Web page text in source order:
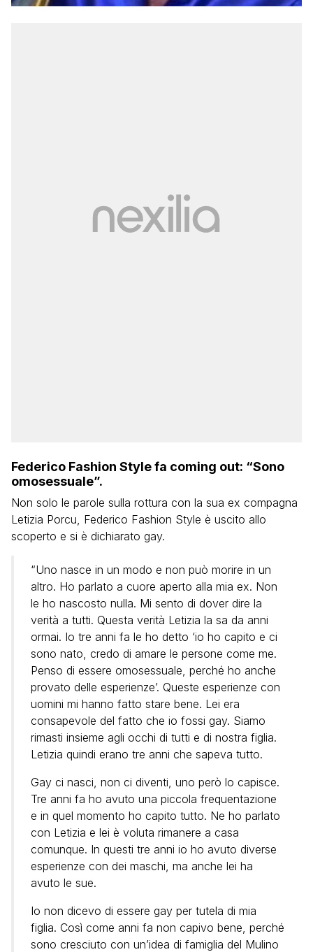
Federico Fashion Style fa coming out: “Sono
omosessuale”.
Non solo le parole sulla rottura con la sua ex compagna
Letizia Porcu, Federico Fashion Style è uscito allo
scoperto e si è dichiarato gay.
“Uno nasce in un modo e non può morire in un
altro. Ho parlato a cuore aperto alla mia ex. Non
le ho nascosto nulla. Mi sento di dover dire la
verità a tutti. Questa verità Letizia la sa da anni
ormai. Io tre anni fa le ho detto ‘io ho capito e ci
sono nato, credo di amare le persone come me.
Penso di essere omosessuale, perché ho anche
provato delle esperienze’. Queste esperienze con
uomini mi hanno fatto stare bene. Lei era
consapevole del fatto che io fossi gay. Siamo
rimasti insieme agli occhi di tutti e di nostra figlia.
Letizia quindi erano tre anni che sapeva tutto.
Gay ci nasci, non ci diventi, uno però lo capisce.
Tre anni fa ho avuto una piccola frequentazione
e in quel momento ho capito tutto. Ne ho parlato
con Letizia e lei è voluta rimanere a casa
comunque. In questi tre anni io ho avuto diverse
esperienze con dei maschi, ma anche lei ha
avuto le sue.
Io non dicevo di essere gay per tutela di mia
figlia. Così come anni fa non capivo bene, perché
sono cresciuto con un’idea di famiglia del Mulino